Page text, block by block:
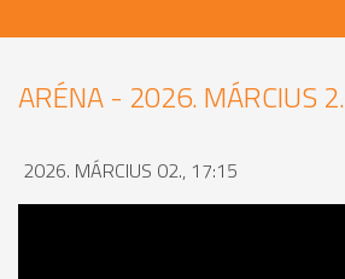
ARÉNA - 2026. MÁRCIUS 2.
2026. MÁRCIUS 02., 17:15